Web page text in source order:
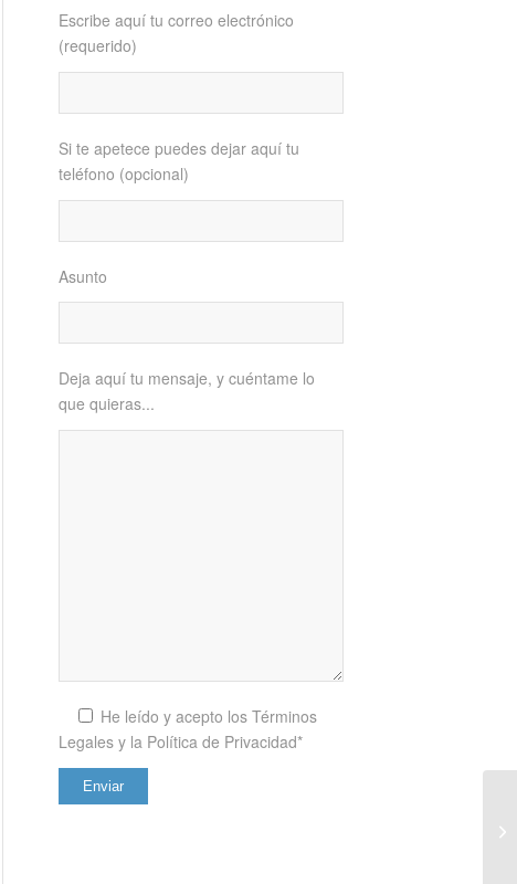
Escribe aquí tu correo electrónico
(requerido)
Si te apetece puedes dejar aquí tu
teléfono (opcional)
Asunto
Deja aquí tu mensaje, y cuéntame lo
que quieras...
He leído y acepto los Términos
Legales y la Política de Privacidad*